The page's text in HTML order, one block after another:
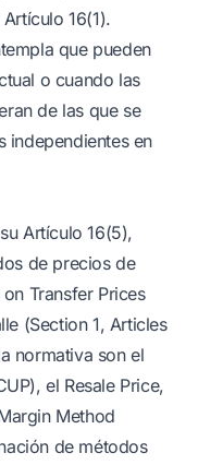
16(1).
que pueden
o cuando las
de las que se
independientes en
Artículo 16(5),
de precios de
Transfer Prices
(Section 1, Articles
normativa son el
el Resale Price,
Method
de métodos